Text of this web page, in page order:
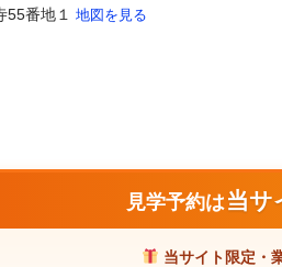
55番地１地図を見る
見学予約は 当サ
当サイト限定・